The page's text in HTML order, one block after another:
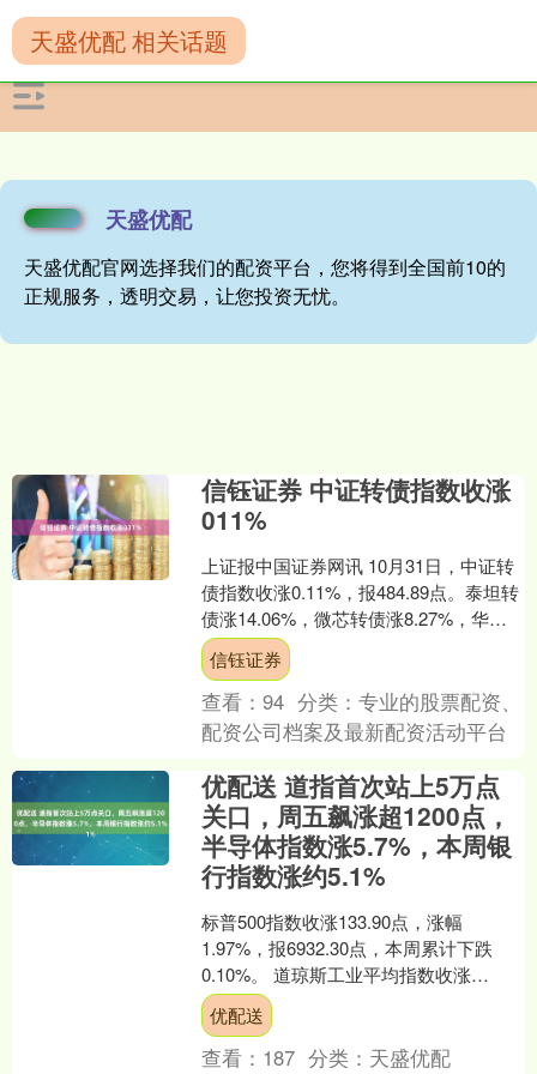
天盛优配
天盛优配官网选择我们的配资平台，您将得到全国前10的
正规服务，透明交易，让您投资无忧。
天盛优配 相关话题
信钰证券 中证转债指数收涨
011%
上证报中国证券网讯 10月31日，中证转
债指数收涨0.11%，报484.89点。泰坦转
债涨14.06%，微芯转债涨8.27%，华亚
转债涨7.85%；皓元转债跌4....
信钰证券
查看：94 分类：专业的股票配资、
配资公司档案及最新配资活动平台
优配送 道指首次站上5万点
关口，周五飙涨超1200点，
半导体指数涨5.7%，本周银
行指数涨约5.1%
标普500指数收涨133.90点，涨幅
1.97%，报6932.30点，本周累计下跌
0.10%。 道琼斯工业平均指数收涨
1206.95点，涨幅2.47%，报501....
优配送
查看： 187 分类： 天盛优配